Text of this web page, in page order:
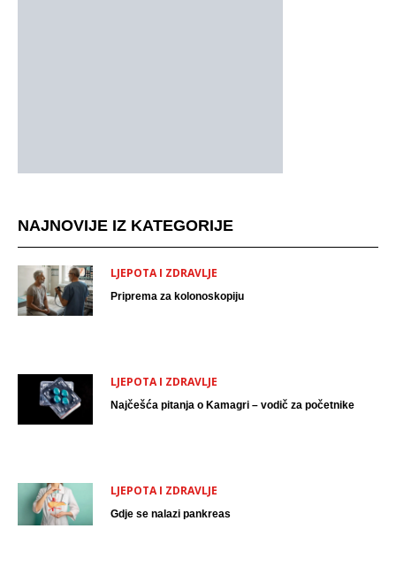
NAJNOVIJE IZ KATEGORIJE
LJEPOTA I ZDRAVLJE
Priprema za kolonoskopiju
LJEPOTA I ZDRAVLJE
Najčešća pitanja o Kamagri – vodič za početnike
LJEPOTA I ZDRAVLJE
Gdje se nalazi pankreas